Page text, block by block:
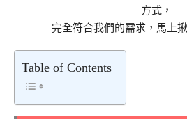
方式，
完全符合我們的需求，馬上
Table of Contents